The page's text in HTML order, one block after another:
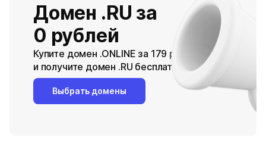
Домен .RU за
0 рублей
Купите домен .ONLINE за 179 рублей
и получите домен .RU бесплатно
Выбрать домены